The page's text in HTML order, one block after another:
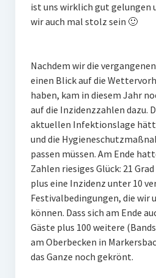
Impressum
Insta
ist uns wirklich gut gelungen
wir auch mal stolz sein 🙂
Nachdem wir die
einen Blick auf die
haben, kam in diesem Jahr
auf die Inzidenzzahlen dazu.
aktuellen Infektionslage
und die
passen müssen. Am Ende
Zahlen riesiges Glück: 21
plus eine Inzidenz unter 10
Festivalbedingungen, die wir
können. Dass sich am Ende
Gäste plus 100 weitere
am Oberbecken in
das Ganze noch gekrönt.